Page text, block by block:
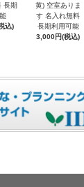
長期
込)
黄) 空室ありま
す 名入れ無料
長期利用可能
3,000円(税込)